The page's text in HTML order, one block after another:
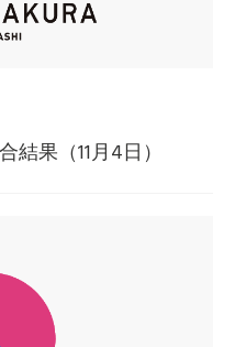
結果（11月4日）